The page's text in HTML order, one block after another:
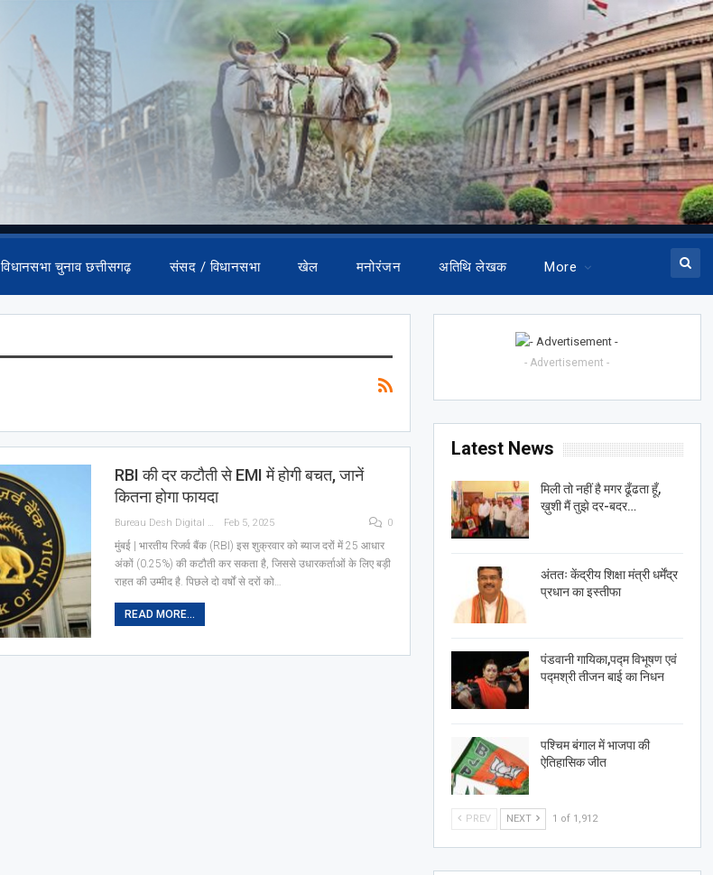
विधानसभा चुनाव छत्तीसगढ़ संसद / विधानसभा खेल मनोरंजन अतिथि लेखक More
RBI की दर कटौती से EMI में होगी बचत, जानें
कितना होगा फायदा
Bureau Desh Digital Feb 5, 2025 0
मुंबई | भारतीय रिजर्व बैंक (RBI) इस शुक्रवार को ब्याज दरों में 25 आधार
अंकों (0.25%) की कटौती कर सकता है, जिससे उधारकर्ताओं के लिए बड़ी
राहत की उम्मीद है. पिछले दो वर्षों से दरों को…
READ MORE...
- Advertisement -
Latest News
मिली तो नहीं है मगर ढूँढता हूँ,
ख़ुशी मैं तुझे दर-बदर…
अंततः केंद्रीय शिक्षा मंत्री धर्मेंद्र
प्रधान का इस्तीफा
पंडवानी गायिका,पद्म विभूषण एवं
पद्मश्री तीजन बाई का निधन
पश्चिम बंगाल में भाजपा की
ऐतिहासिक जीत
PREV NEXT 1 of 1,912